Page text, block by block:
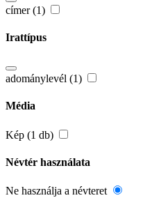
címer (1)
Irattípus
adománylevél (1)
Média
Kép (1 db)
Névtér használata
Ne használja a névteret